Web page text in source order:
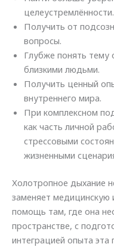
целеустремлённости.
Получить от
вопросы.
Глубже понять тему
близкими людьми.
Получить ценный
внутреннего мира.
При комплексном
как часть личной
стрессовыми
жизненными
Холотропное дыхание
заменяет медицинскую
помощь там, где она
пространстве, с
интеграцией опыта